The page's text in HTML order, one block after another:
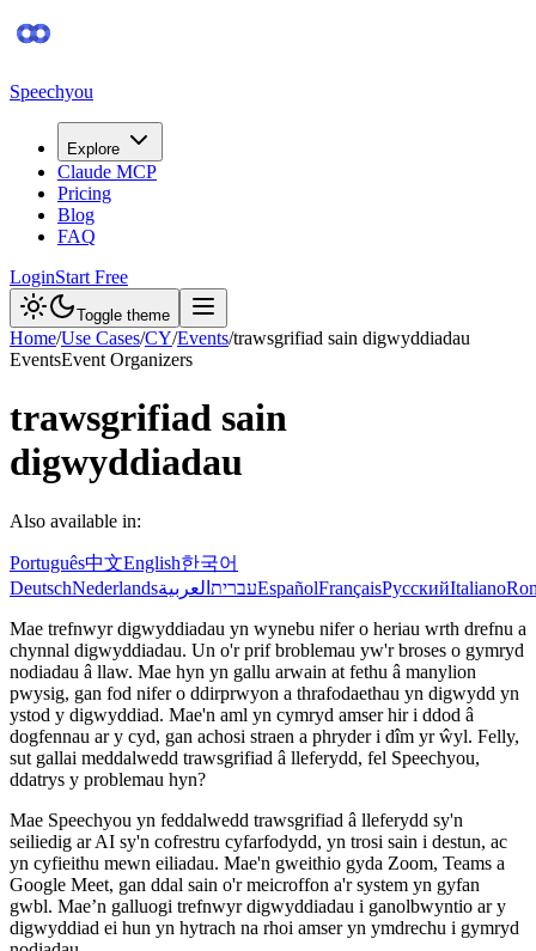
Speechyou
Explore
Claude MCP
Pricing
Blog
FAQ
LoginStart Free
Toggle theme
Home/Use Cases/CY/Events/trawsgrifiad sain digwyddiadau
EventsEvent Organizers
trawsgrifiad sain
digwyddiadau
Also available in:
Português中文English한국어
DeutschNederlands עברית العربية EspañolFrançaisРусскийItaliano
Mae trefnwyr digwyddiadau yn wynebu nifer o heriau wrth drefnu a
chynnal digwyddiadau. Un o'r prif broblemau yw'r broses o gymryd
nodiadau â llaw. Mae hyn yn gallu arwain at fethu â manylion
pwysig, gan fod nifer o ddirprwyon a thrafodaethau yn digwydd yn
ystod y digwyddiad. Mae'n aml yn cymryd amser hir i ddod â
dogfennau ar y cyd, gan achosi straen a phryder i dîm yr ŵyl. Felly,
sut gallai meddalwedd trawsgrifiad â lleferydd, fel Speechyou,
ddatrys y problemau hyn?
Mae Speechyou yn feddalwedd trawsgrifiad â lleferydd sy'n
seiliedig ar AI sy'n cofrestru cyfarfodydd, yn trosi sain i destun, ac
yn cyfieithu mewn eiliadau. Mae'n gweithio gyda Zoom, Teams a
Google Meet, gan ddal sain o'r meicroffon a'r system yn gyfan
gwbl. Mae’n galluogi trefnwyr digwyddiadau i ganolbwyntio ar y
digwyddiad ei hun yn hytrach na rhoi amser yn ymdrechu i gymryd